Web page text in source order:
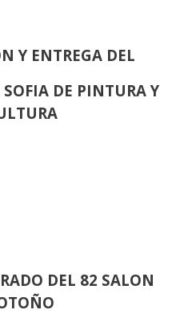
Y ENTREGA DEL
DE PINTURA Y
DEL 82 SALON